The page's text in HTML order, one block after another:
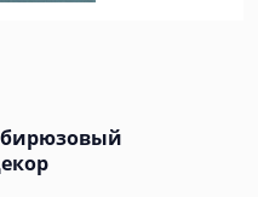
бирюзовый